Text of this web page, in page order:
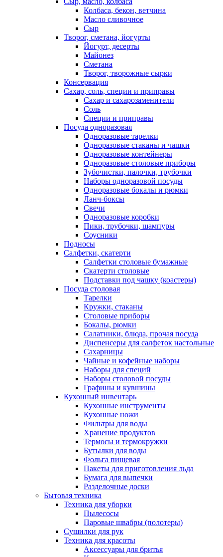
Колбаса, бекон, ветчина
Масло сливочное
Сыр
Творог, сметана, йогурты
Йогурт, десерты
Майонез
Сметана
Творог, творожные сырки
Консервация
Сахар, соль, специи и приправы
Сахар и сахарозаменители
Соль
Специи и приправы
Посуда одноразовая
Одноразовые тарелки
Одноразовые стаканы и чашки
Одноразовые контейнеры
Одноразовые столовые приборы
Зубочистки, палочки, трубочки
Наборы одноразовой посуды
Одноразовые бокалы и рюмки
Ланч-боксы
Свечи
Одноразовые коробки
Пики, трубочки, шампуры
Соусники
Подносы
Салфетки, скатерти
Салфетки столовые бумажные
Скатерти столовые
Подставки под чашку (коастеры)
Посуда столовая
Тарелки
Кружки, стаканы
Столовые приборы
Бокалы, рюмки
Салатники, блюда, прочая посуда
Диспенсеры для салфеток настольные
Сахарницы
Чайные и кофейные наборы
Наборы для специй
Наборы столовой посуды
Графины и кувшины
Кухонный инвентарь
Кухонные инструменты
Кухонные ножи
Фильтры для воды
Хранение продуктов
Термосы и термокружки
Бутылки для воды
Фольга пищевая
Пакеты для приготовления льда
Бумага для выпечки
Разделочные доски
Бытовая техника
Техника для уборки
Пылесосы
Паровые швабры (полотеры)
Сушилки для рук
Техника для красоты
Аксессуары для бритья